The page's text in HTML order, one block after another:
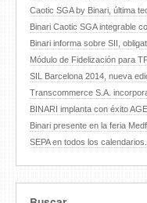
Caotic SGA by Binari, última
Binari Caotic SGA integrable
Binari informa sobre SII,
Módulo de Fidelización para
SIL Barcelona 2014, nueva
Transcommerce S.A.
BINARI implanta con éxito
Binari presente en la feria
SEPA en todos los